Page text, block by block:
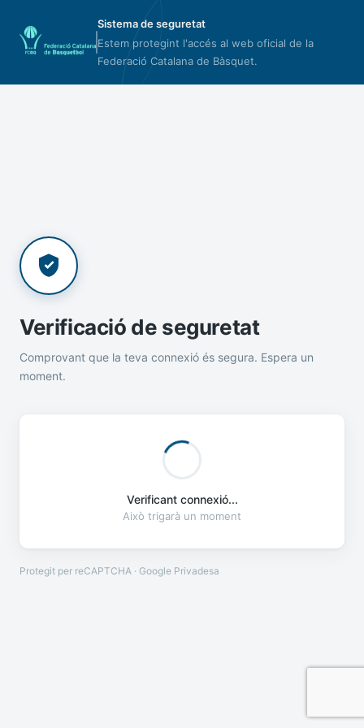
Sistema de seguretat
Estem protegint l'accés al web oficial de la
Federació Catalana de Bàsquet.
Verificació de seguretat
Comprovant que la teva connexió és segura. Espera un
moment.
Verificant connexió...
Això trigarà un moment
Protegit per reCAPTCHA · Google Privadesa